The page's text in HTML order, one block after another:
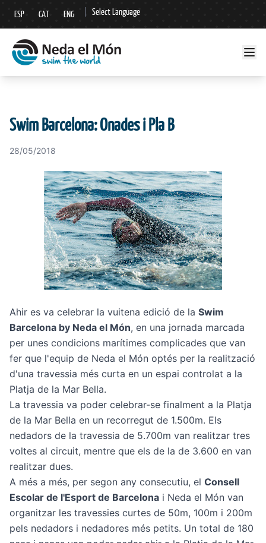
ESP CAT ENG Select Language
▼
Swim Barcelona: Onades i Pla B
28/05/2018
Ahir es va celebrar la vuitena edició de la Swim
Barcelona by Neda el Món, en una jornada marcada
per unes condicions marítimes complicades que van
fer que l'equip de Neda el Món optés per la realització
d'una travessia més curta en un espai controlat a la
Platja de la Mar Bella.
La travessia va poder celebrar-se finalment a la Platja
de la Mar Bella en un recorregut de 1.500m. Els
nedadors de la travessia de 5.700m van realitzar tres
voltes al circuit, mentre que els de la de 3.600 en van
realitzar dues.
A més a més, per segon any consecutiu, el Consell
Escolar de l'Esport de Barcelona i Neda el Món van
organitzar les travessies curtes de 50m, 100m i 200m
pels nedadors i nedadores més petits. Un total de 180